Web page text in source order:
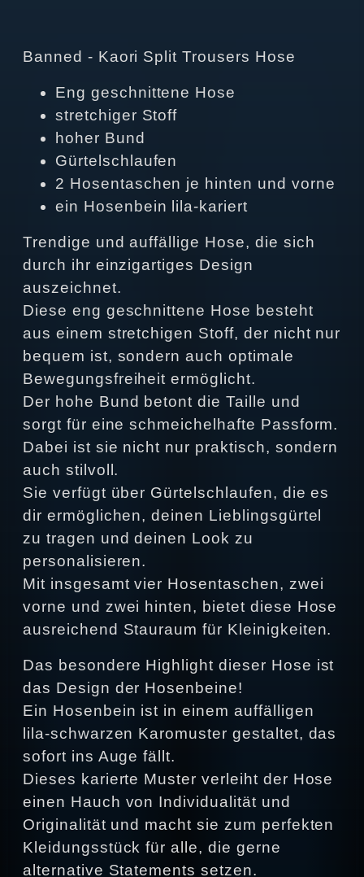
Banned - Kaori Split Trousers Hose
Eng geschnittene Hose
stretchiger Stoff
hoher Bund
Gürtelschlaufen
2 Hosentaschen je hinten und vorne
ein Hosenbein lila-kariert
Trendige und auffällige Hose, die sich
durch ihr einzigartiges Design
auszeichnet.
Diese eng geschnittene Hose besteht
aus einem stretchigen Stoff, der nicht nur
bequem ist, sondern auch optimale
Bewegungsfreiheit ermöglicht.
Der hohe Bund betont die Taille und
sorgt für eine schmeichelhafte Passform.
Dabei ist sie nicht nur praktisch, sondern
auch stilvoll.
Sie verfügt über Gürtelschlaufen, die es
dir ermöglichen, deinen Lieblingsgürtel
zu tragen und deinen Look zu
personalisieren.
Mit insgesamt vier Hosentaschen, zwei
vorne und zwei hinten, bietet diese Hose
ausreichend Stauraum für Kleinigkeiten.
Das besondere Highlight dieser Hose ist
das Design der Hosenbeine!
Ein Hosenbein ist in einem auffälligen
lila-schwarzen Karomuster gestaltet, das
sofort ins Auge fällt.
Dieses karierte Muster verleiht der Hose
einen Hauch von Individualität und
Originalität und macht sie zum perfekten
Kleidungsstück für alle, die gerne
alternative Statements setzen.